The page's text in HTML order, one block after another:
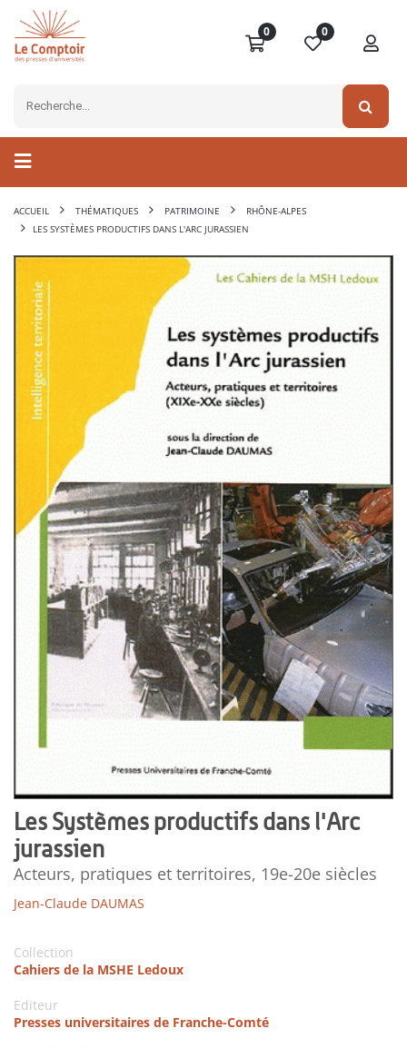
0 0
ACCUEIL THÉMATIQUES PATRIMOINE
RHÔNE-ALPES
LES SYSTÈMES PRODUCTIFS DANS L'ARC JURASSIEN
Les Systèmes productifs dans l'Arc
jurassien
Acteurs, pratiques et territoires, 19e-20e siècles
Jean-Claude DAUMAS
Collection
Cahiers de la MSHE Ledoux
Editeur
Presses universitaires de Franche-Comté